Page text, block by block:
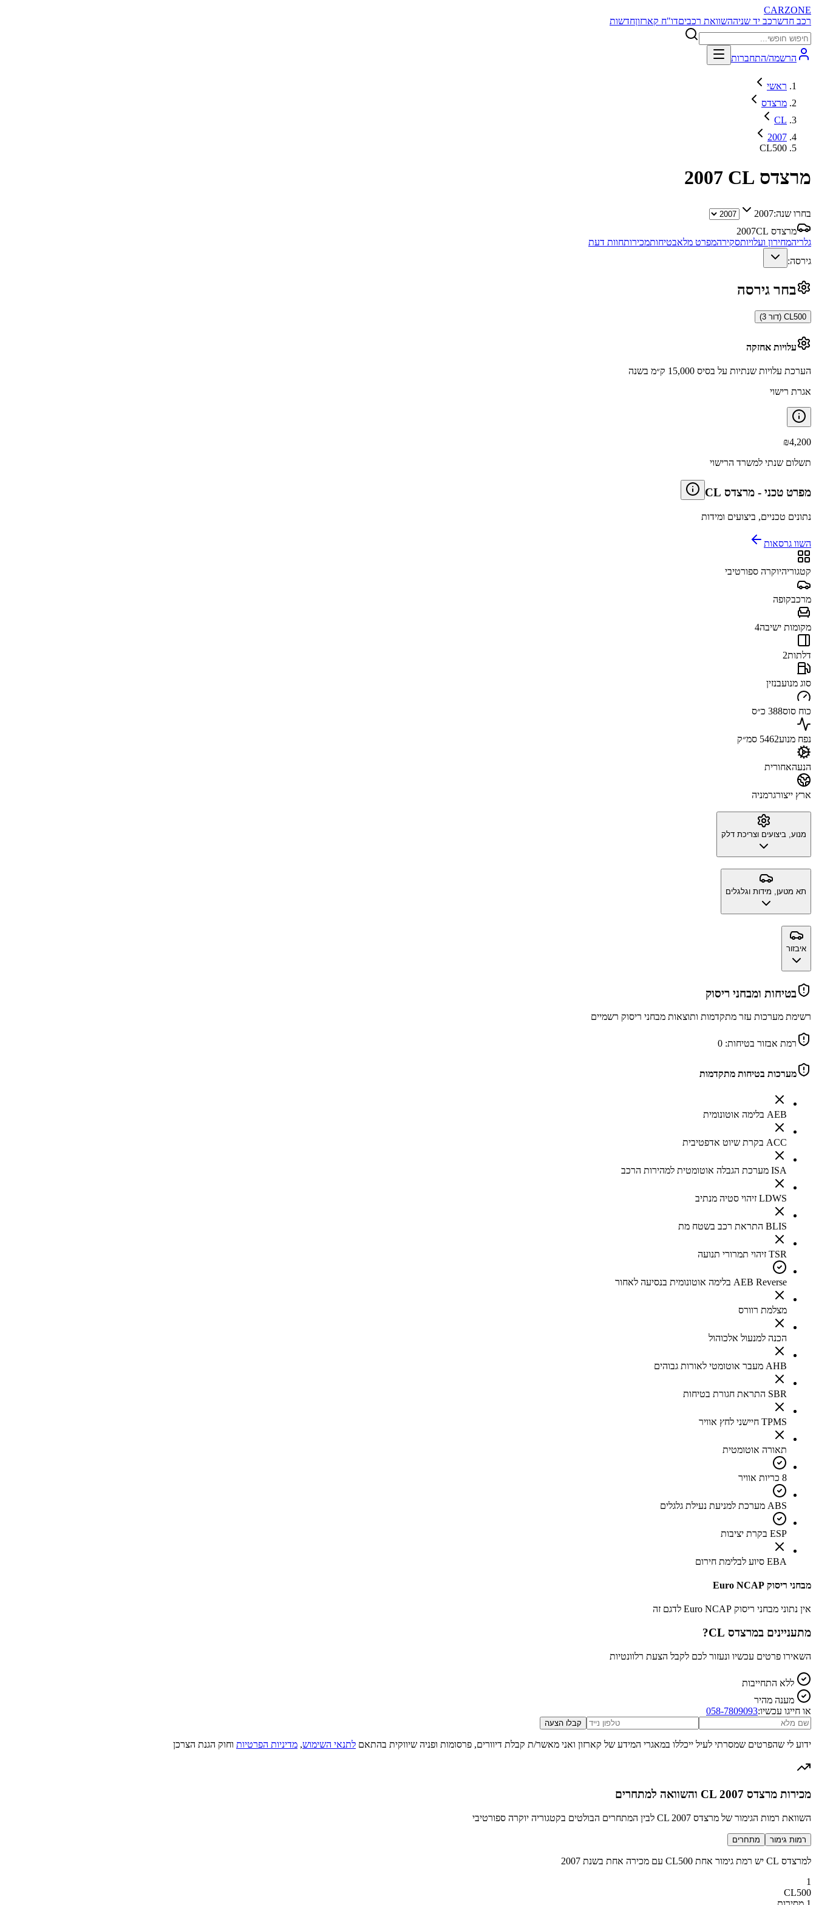
CARZONE
רכב חדשרכב יד שניההשוואת רכביםדו"ח קארזוןחדשות
הרשמה/התחברות
ראשי
מרצדס
CL
2007
CL500
מרצדס CL 2007
בחרו שנה:2007
מרצדס CL
2007
גלריהמחירון ועלויותסקירהמפרט מלאבטיחותמכירותחוות דעת
גירסה:
בחר גירסה
CL500 (דור 3)
עלויות אחזקה
הערכת עלויות שנתיות על בסיס 15,000 ק״מ בשנה
אגרת רישוי
₪4,200
תשלום שנתי למשרד הרישוי
מפרט טכני - מרצדס CL
נתונים טכניים, ביצועים ומידות
השוו גרסאות
קטגוריהיוקרה ספורטיבי
מרכבקופה
מקומות ישיבה4
דלתות2
סוג מנועבנזין
כוח סוס388 כ״ס
נפח מנוע5462 סמ״ק
הנעהאחורית
ארץ ייצורגרמניה
מנוע, ביצועים וצריכת דלק
תא מטען, מידות וגלגלים
איבזור
בטיחות ומבחני ריסוק
רשימת מערכות עזר מתקדמות ותוצאות מבחני ריסוק רשמיים
רמת אבזור בטיחות: 0
מערכות בטיחות מתקדמות
AEB בלימה אוטונומית
ACC בקרת שיוט אדפטיבית
ISA מערכת הגבלה אוטומטית למהירות הרכב
LDWS זיהוי סטיה מנתיב
BLIS התראת רכב בשטח מת
TSR זיהוי תמרורי תנועה
AEB Reverse בלימה אוטונומית בנסיעה לאחור
מצלמת רוורס
הכנה למנעול אלכוהול
AHB מעבר אוטומטי לאורות גבוהים
SBR התראת חגורת בטיחות
TPMS חיישני לחץ אוויר
תאורה אוטומטית
8 כריות אוויר
ABS מערכת למניעת נעילת גלגלים
ESP בקרת יציבות
EBA סיוע לבלימת חירום
מבחני ריסוק Euro NCAP
אין נתוני מבחני ריסוק Euro NCAP לדגם זה
מתעניינים במרצדס CL ?
השאירו פרטים עכשיו ונעזור לכם לקבל הצעת רלוונטיות
ללא התחייבות
מענה מהיר
או חייגו עכשיו:058-7809093
קבלו הצעה
ידוע לי שהפרטים שמסרתי לעיל ייכללו במאגרי המידע של קארזון ואני מאשר/ת קבלת דיוורים, פרסומות ופניה שיווקית בהתאם לתנאי השימוש, מדיניות הפרטיות וחוק הגנת הצרכן
מכירות מרצדס CL 2007 והשוואה למתחרים
השוואת רמות הגימור של מרצדס CL 2007 לבין המתחרים הבולטים בקטגוריה יוקרה ספורטיבי
רמות גימור מתחרים
למרצדס CL יש רמת גימור אחת CL500 עם מכירה אחת בשנת 2007
1
CL500